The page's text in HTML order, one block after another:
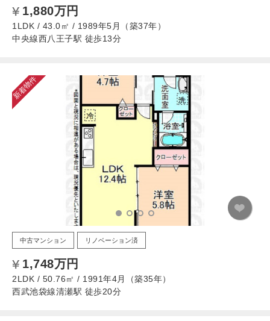
1,880万円
1LDK / 43.0㎡ / 1989年5月（築37年）
中央線西八王子駅 徒歩13分
新着物件
中古マンション リノベーション済
1,748万円
2LDK / 50.76㎡ / 1991年4月（築35年）
西武池袋線清瀬駅 徒歩20分